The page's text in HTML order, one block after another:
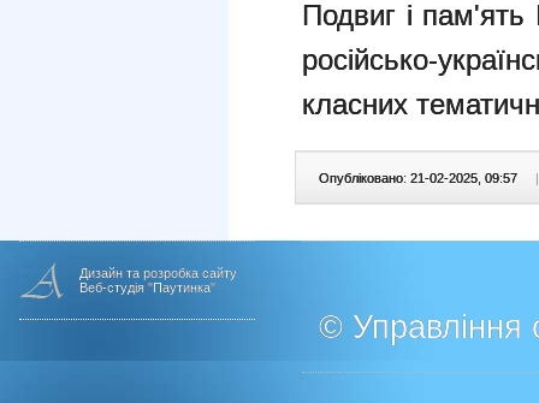
Подвиг і пам'ять
російсько-
класних
Опубліковано: 21-02-2025, 09:57 |
Дизайн та розробка сайту
Веб-студія "Паутинка"
© Управління